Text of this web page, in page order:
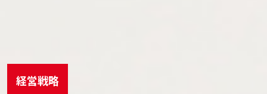
経営戦略